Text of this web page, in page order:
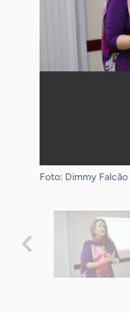
Foto: Dimmy
Foto: Dimmy
Foto: Dimmy
Foto: Dimmy
Foto: Dimmy